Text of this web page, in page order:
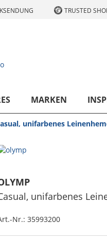
TRUSTED
MARKEN
unifarbenes
unifarbenes
Nr.: 35993200